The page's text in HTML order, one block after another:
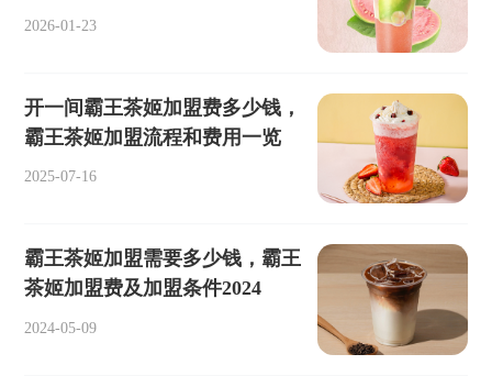
2026-01-23
开一间霸王茶姬加盟费多少钱，
霸王茶姬加盟流程和费用一览
2025-07-16
霸王茶姬加盟需要多少钱，霸王
茶姬加盟费及加盟条件2024
2024-05-09